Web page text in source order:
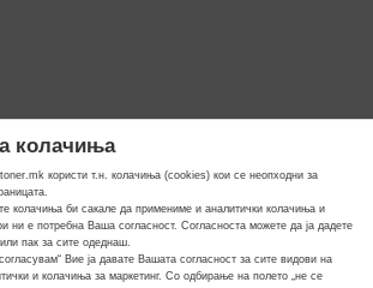
колачиња
користи т.н. колачиња (cookies) кои се неопходни за
колачиња би сакале да примениме и аналитички колачиња и
ни е потребна Ваша согласност. Согласноста можете да ја дадете
пак за сите одеднаш.
Вие ја давате Вашата согласност за сите видови на
и колачиња за маркетинг. Со одбирање на полето „не се